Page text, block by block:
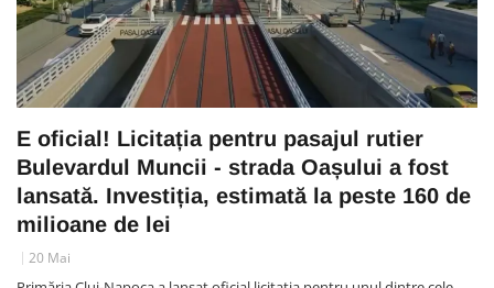
E oficial! Licitația pentru pasajul rutier
Bulevardul Muncii - strada Oașului a fost
lansată. Investiția, estimată la peste 160 de
milioane de lei
20 Mai